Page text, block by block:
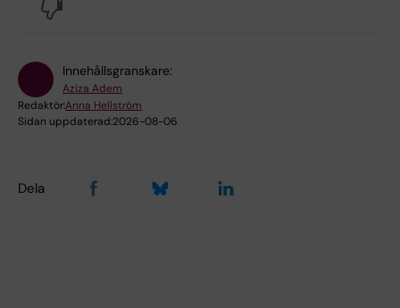
Innehållsgranskare:
Aziza Adem
Redaktör:Anna Hellström
Sidan uppdaterad:2026-08-06
Dela